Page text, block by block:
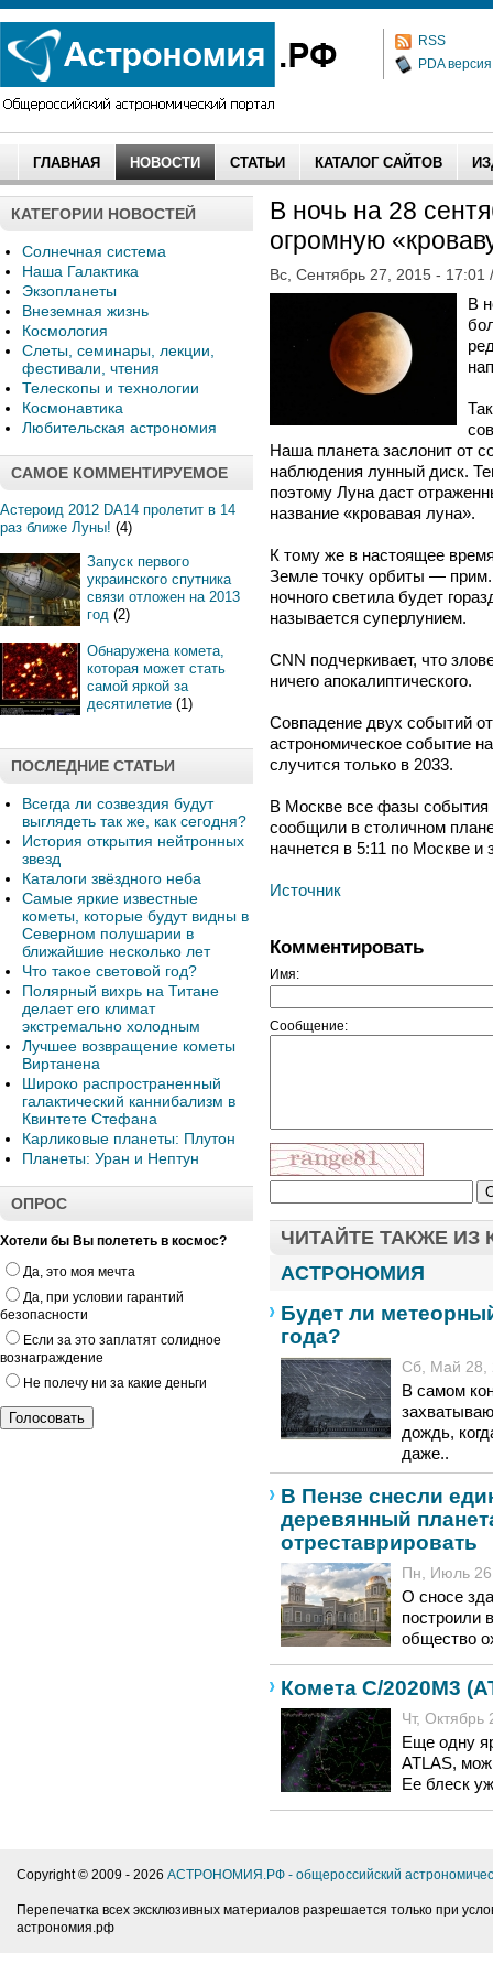
RSS
PDA версия
ГЛАВНАЯ НОВОСТИ СТАТЬИ КАТАЛОГ САЙТОВ
КАТЕГОРИИ НОВОСТЕЙ
Солнечная система
Наша Галактика
Экзопланеты
Внеземная жизнь
Космология
Слеты, семинары, лекции,
фестивали, чтения
Телескопы и технологии
Космонавтика
Любительская астрономия
САМОЕ КОММЕНТИРУЕМОЕ
Астероид 2012 DA14 пролетит в 14
раз ближе Луны! (4)
Запуск первого
украинского спутника
связи отложен на 2013
год (2)
Обнаружена комета,
которая может стать
самой яркой за
десятилетие (1)
ПОСЛЕДНИЕ СТАТЬИ
Всегда ли созвездия будут
выглядеть так же, как сегодня?
История открытия нейтронных
звезд
Каталоги звёздного неба
Самые яркие известные
кометы, которые будут видны в
Северном полушарии в
ближайшие несколько лет
Что такое световой год?
Полярный вихрь на Титане
делает его климат
экстремально холодным
Лучшее возвращение кометы
Виртанена
Широко распространенный
галактический каннибализм в
Квинтете Стефана
Карликовые планеты: Плутон
Планеты: Уран и Нептун
ОПРОС
Хотели бы Вы полететь в космос?
Да, это моя мечта
Да, при условии гарантий
безопасности
Если за это заплатят солидное
вознаграждение
Не полечу ни за какие деньги
В ночь на 28
огромную
Вс, Сентябрь 27, 2015 - 17:01
В
Наша планета заслонит от
наблюдения лунный диск.
поэтому Луна даст
название «кровавая луна».
К тому же в настоящее
Земле точку орбиты —
ночного светила будет
называется суперлунием.
CNN подчеркивает, что
ничего апокалиптического.
Совпадение двух событий
астрономическое событие
случится только в 2033.
В Москве все фазы события
сообщили в столичном
начнется в 5:11 по Москве и
Источник
Комментировать
Имя:
Сообщение:
ЧИТАЙТЕ ТАКЖЕ ИЗ
АСТРОНОМИЯ
Будет ли
года?
Сб, Май 28,
В самом
дождь,
даже..
В Пензе снесли
деревянный
отреставрировать
Пн, Июль
О сносе
построили
общество
Комета C/2020M3
Чт, Октябрь
Еще одну
ATLAS,
Ее блеск
Copyright © 2009 - 2026 АСТРОНОМИЯ.РФ - общероссийский
Перепечатка всех эксклюзивных материалов разрешается только при
астрономия.рф